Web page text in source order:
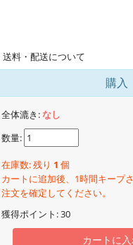
送料・配送について
購入
全体漉き:なし
数量:
在庫数: 残り 1 個
カートに追加後、1時間キープ
注文を確定してください。
獲得ポイント:30
カートに